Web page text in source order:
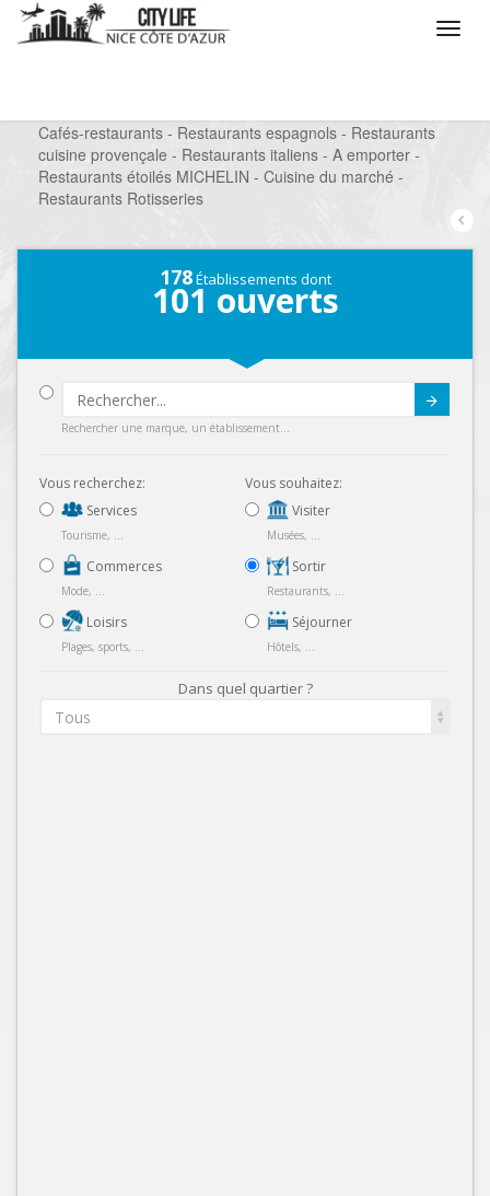
Cafés-restaurants - Restaurants espagnols - Restaurants
cuisine provençale - Restaurants italiens - A emporter -
Restaurants étoilés MICHELIN - Cuisine du marché -
Restaurants Rotisseries
178Établissements dont
101 ouverts
Rechercher une marque, un établissement...
Vous recherchez:
Services
Tourisme, ...
Commerces
Mode, ...
Loisirs
Plages, sports, ...
Vous souhaitez:
Visiter
Musées, ...
Sortir
Restaurants, ...
Séjourner
Hôtels, ...
Dans quel quartier ?
Tous